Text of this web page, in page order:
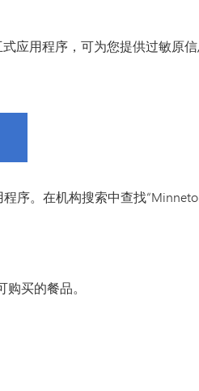
应用程序，可为您提供过敏原
序。在机构搜索中查找
买的餐品。